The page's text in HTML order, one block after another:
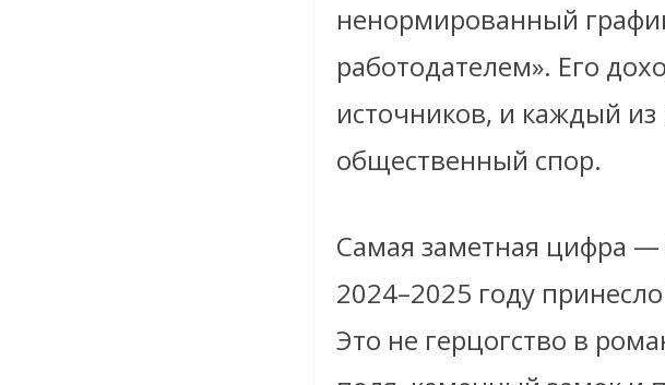
ненормированный
работодателем». Его
источников, и каждый
общественный спор.
Самая заметная цифра
2024–2025 году
Это не герцогство в